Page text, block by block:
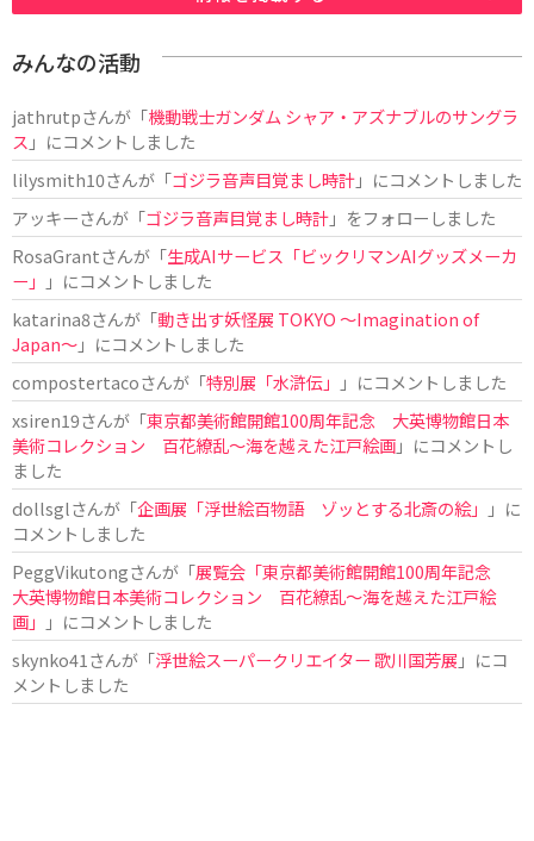
みんなの活動
jathrutpさんが「機動戦士ガンダム シャア・アズナブルのサングラ
ス 」にコメントしました
lilysmith10さんが「ゴジラ音声目覚まし時計」にコメントしました
アッキーさんが「ゴジラ音声目覚まし時計」をフォローしました
RosaGrantさんが「生成AIサービス「ビックリマンAIグッズメーカ
ー」
」にコメントしました
katarina8さんが「動き出す妖怪展 TOKYO 〜Imagination of
Japan〜」にコメントしました
compostertacoさんが「特別展「水滸伝」
」にコメントしました
xsiren19さんが「東京都美術館開館100周年記念 大英博物館日本
美術コレクション 百花繚乱～海を越えた江戸絵画」にコメントし
ました
dollsglさんが「企画展「浮世絵百物語 ゾッとする北斎の絵」
」に
コメントしました
PeggVikutongさんが「展覧会「東京都美術館開館100周年記念
大英博物館日本美術コレクション 百花繚乱〜海を越えた江戸絵
画」
」にコメントしました
skynko41 さんが「浮世絵スーパークリエイター 歌川国芳展 」にコ
メントしました